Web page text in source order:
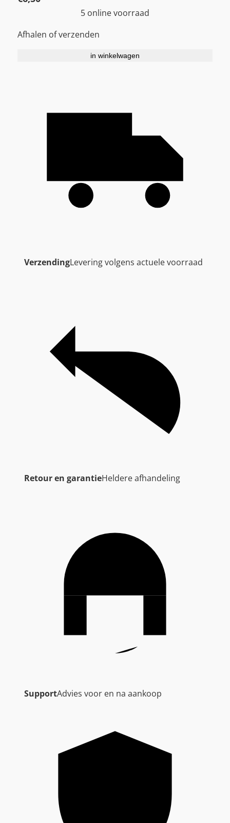
5 online voorraad
Afhalen of verzenden
in winkelwagen
VerzendingLevering volgens actuele voorraad
Retour en garantieHeldere afhandeling
SupportAdvies voor en na aankoop